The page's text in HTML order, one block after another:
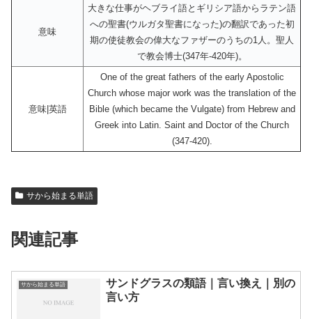
意味
大きな仕事がヘブライ語とギリシア語からラテン語
への聖書(ウルガタ聖書になった)の翻訳であった初
期の使徒教会の偉大なファザーのうちの1人。聖人
で教会博士(347年-420年)。
意味|英語
One of the great fathers of the early Apostolic
Church whose major work was the translation of the
Bible (which became the Vulgate) from Hebrew and
Greek into Latin. Saint and Doctor of the Church
(347-420).
サから始まる単語
関連記事
サから始まる単語
サンドグラスの類語｜言い換え｜別の
言い方